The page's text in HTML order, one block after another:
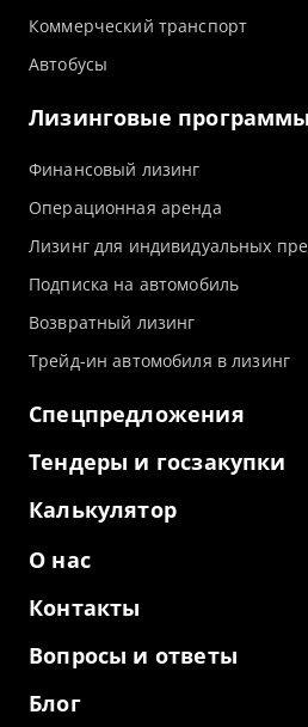
Коммерческий транспорт
Автобусы
Лизинговые программы
Финансовый лизинг
Операционная аренда
Лизинг для индивидуальных
Подписка на автомобиль
Возвратный лизинг
Трейд-ин автомобиля в лизинг
Спецпредложения
Тендеры и госзакупки
Калькулятор
О нас
Контакты
Вопросы и ответы
Блог